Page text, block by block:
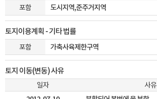
포함 도시지역,준주거지역
토지이용계획 - 기타 법률
포함 가축사육제한구역
토지 이동(변동) 사유
일자
사유